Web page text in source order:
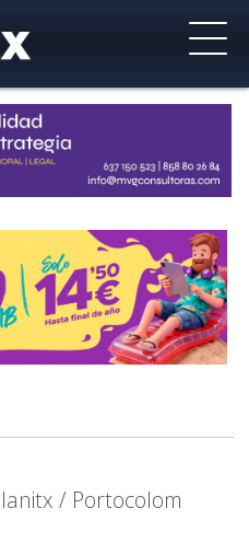
/ Portocolom